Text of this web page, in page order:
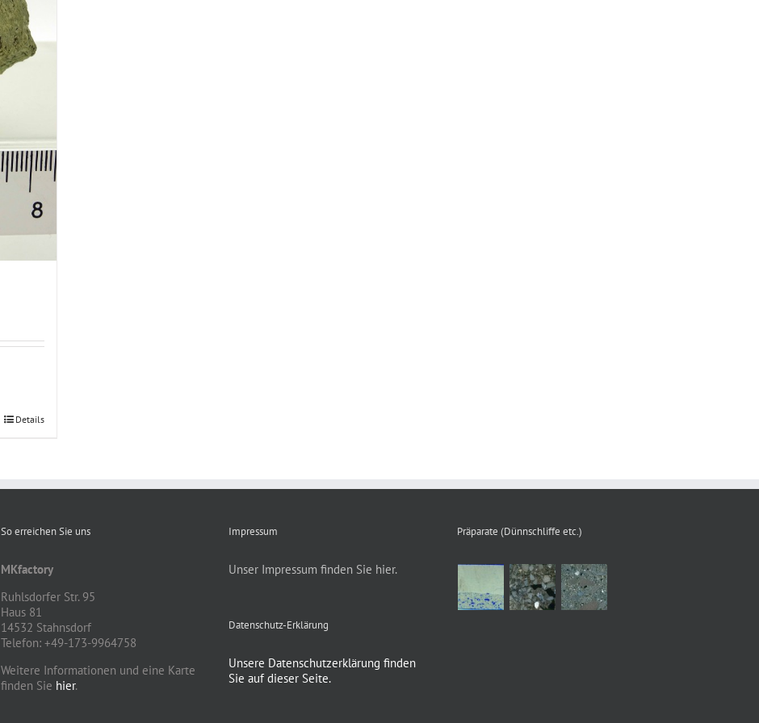
Details
So erreichen Sie uns
MKfactory
Ruhlsdorfer Str. 95
Haus 81
14532 Stahnsdorf
Telefon: +49-173-9964758
Weitere Informationen und eine Karte
finden Sie hier.
Impressum
Unser Impressum finden Sie hier.
Datenschutz-Erklärung
Unsere Datenschutzerklärung finden
Sie auf dieser Seite.
Präparate (Dünnschliffe etc.)